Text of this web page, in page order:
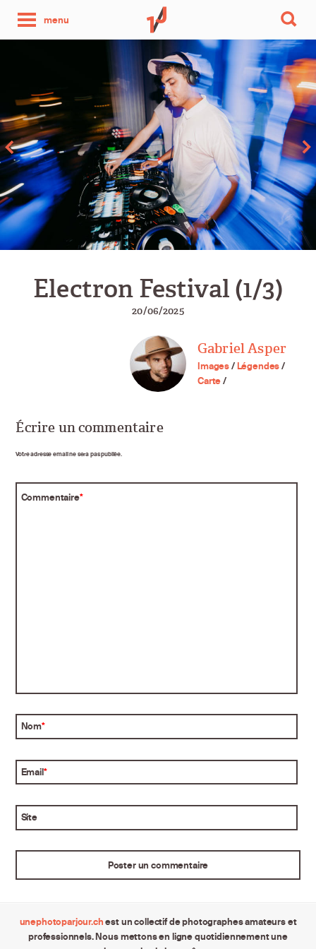
menu
photo
par
jour
Electron Festival (1/3)
20/06/2025
Gabriel Asper
Images/Légendes/
Carte/
Écrire un commentaire
Votre adresse email ne sera pas publiée.
Commentaire*
Nom*
Email*
Site
unephotoparjour.chest un collectif de photographes amateurs et
professionnels. Nous mettons en ligne quotidiennement une